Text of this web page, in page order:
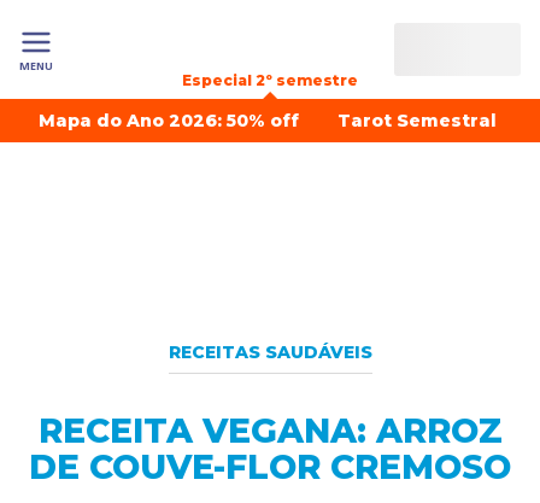
MENU
Especial 2º semestre
Mapa do Ano 2026: 50% off Tarot Semestral
RECEITAS SAUDÁVEIS
RECEITA VEGANA: ARROZ
DE COUVE-FLOR CREMOSO